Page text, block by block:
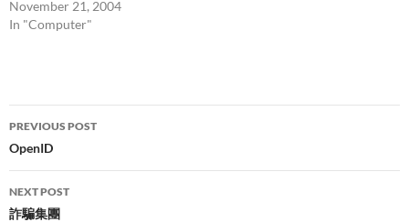
November 21, 2004
In "Computer"
Post
navigation
PREVIOUS POST
OpenID
NEXT POST
詐騙集團